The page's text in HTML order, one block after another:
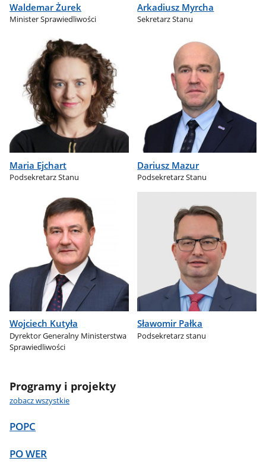
Waldemar Żurek
Minister Sprawiedliwości
Arkadiusz Myrcha
Sekretarz Stanu
Maria Ejchart
Podsekretarz Stanu
Dariusz Mazur
Podsekretarz Stanu
Wojciech Kutyła
Dyrektor Generalny Ministerstwa
Sprawiedliwości
Sławomir Pałka
Podsekretarz stanu
Programy i projekty
zobacz wszystkie
POPC
PO WER